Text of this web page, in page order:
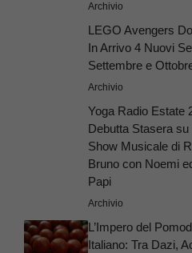
Archivio
LEGO Avengers
In Arrivo 4 Nuovi
Settembre e
Archivio
Yoga Radio Estate
Debutta Stasera su
Show Musicale di
Bruno con Noemi
Papi
Archivio
L’Impero del
Italiano: Tra Dazi,